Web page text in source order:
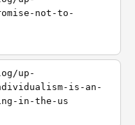
not-to-
up-
is-an-
in-the-us